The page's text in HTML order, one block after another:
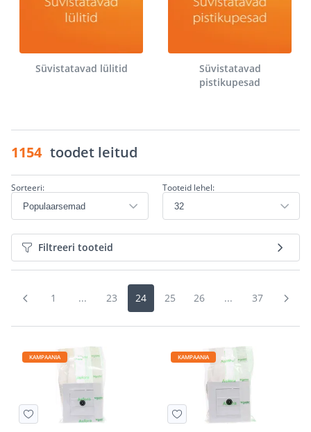
Süvistatavad lülitid
Süvistatavad
pistikupesad
1154 toodet leitud
Sorteeri: Tooteid lehel:
Filtreeri tooteid
1 ... 23 24 25 26 ... 37
KAMPAANIA KAMPAANIA